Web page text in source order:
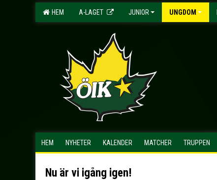
HEM A-LAGET JUNIOR UNGDOM
HEM NYHETER KALENDER MATCHER TRUPPEN
Nu är vi igång igen!